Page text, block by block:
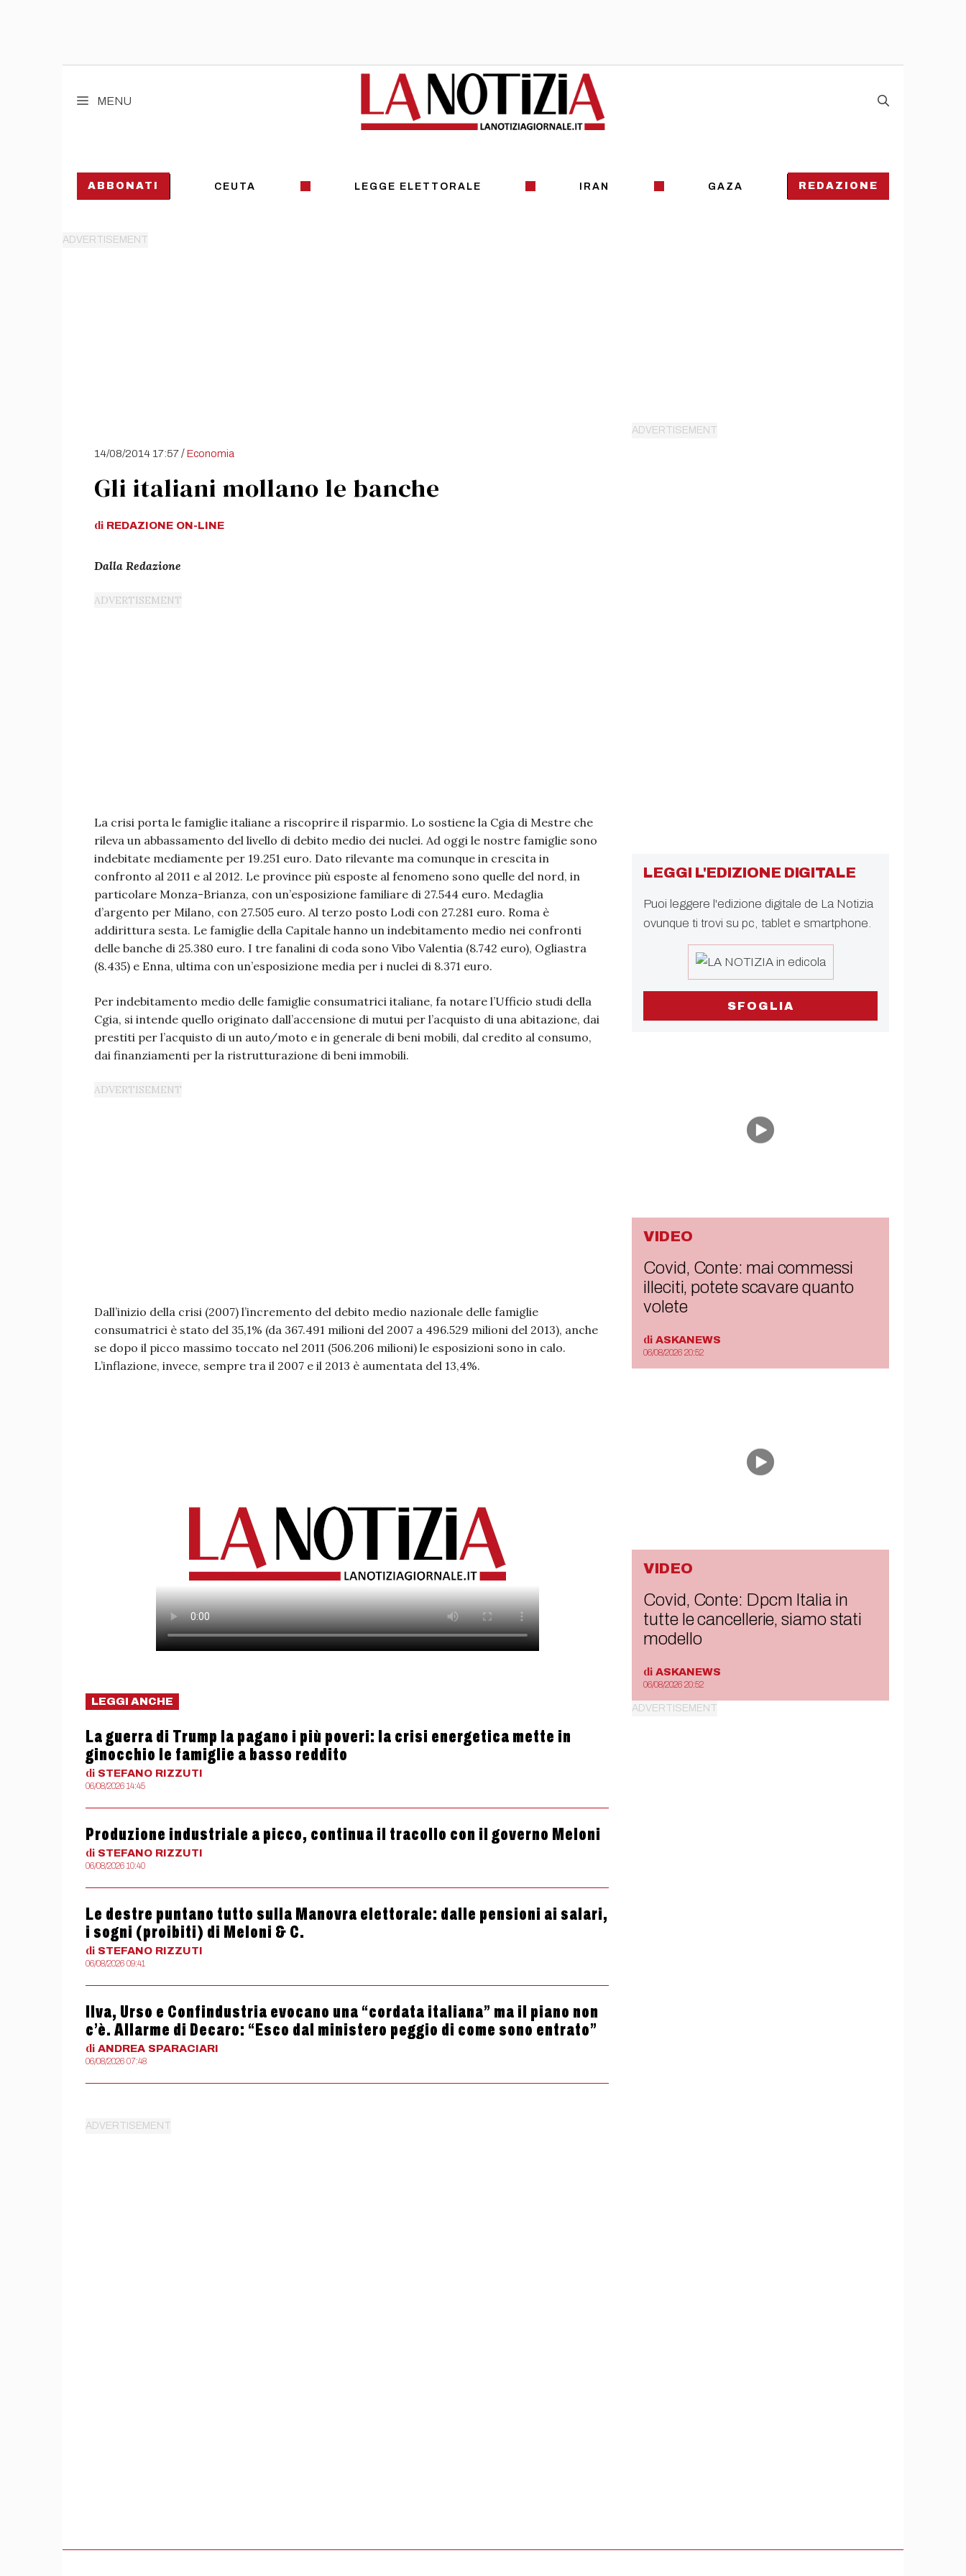
MENU
ABBONATI CEUTA LEGGE ELETTORALE IRAN GAZA REDAZIONE
14/08/2014 17:57/Economia
Gli italiani mollano le banche
di REDAZIONE ON-LINE
Dalla Redazione
La crisi porta le famiglie italiane a riscoprire il risparmio. Lo sostiene la Cgia di Mestre che
rileva un abbassamento del livello di debito medio dei nuclei. Ad oggi le nostre famiglie sono
indebitate mediamente per 19.251 euro. Dato rilevante ma comunque in crescita in
confronto al 2011 e al 2012. Le province più esposte al fenomeno sono quelle del nord, in
particolare Monza-Brianza, con un’esposizione familiare di 27.544 euro. Medaglia
d’argento per Milano, con 27.505 euro. Al terzo posto Lodi con 27.281 euro. Roma è
addirittura sesta. Le famiglie della Capitale hanno un indebitamento medio nei confronti
delle banche di 25.380 euro. I tre fanalini di coda sono Vibo Valentia (8.742 euro), Ogliastra
(8.435) e Enna, ultima con un’esposizione media per i nuclei di 8.371 euro.
Per indebitamento medio delle famiglie consumatrici italiane, fa notare l’Ufficio studi della
Cgia, si intende quello originato dall’accensione di mutui per l’acquisto di una abitazione, dai
prestiti per l’acquisto di un auto/moto e in generale di beni mobili, dal credito al consumo,
dai finanziamenti per la ristrutturazione di beni immobili.
Dall’inizio della crisi (2007) l’incremento del debito medio nazionale delle famiglie
consumatrici è stato del 35,1% (da 367.491 milioni del 2007 a 496.529 milioni del 2013), anche
se dopo il picco massimo toccato nel 2011 (506.206 milioni) le esposizioni sono in calo.
L’inflazione, invece, sempre tra il 2007 e il 2013 è aumentata del 13,4%.
LEGGI ANCHE
La guerra di Trump la pagano i più poveri: la crisi energetica mette in
ginocchio le famiglie a basso reddito
di STEFANO RIZZUTI
06/08/2026 14:45
Produzione industriale a picco, continua il tracollo con il governo Meloni
di STEFANO RIZZUTI
06/08/2026 10:40
Le destre puntano tutto sulla Manovra elettorale: dalle pensioni ai salari,
i sogni (proibiti) di Meloni & C.
di STEFANO RIZZUTI
06/08/2026 09:41
Ilva, Urso e Confindustria evocano una “cordata italiana” ma il piano non
c’è. Allarme di Decaro: “Esco dal ministero peggio di come sono entrato”
di ANDREA SPARACIARI
06/08/2026 07:48
LEGGI L'EDIZIONE DIGITALE
Puoi leggere l'edizione digitale de La Notizia
ovunque ti trovi su pc, tablet e smartphone.
SFOGLIA
VIDEO
Covid, Conte: mai commessi
illeciti, potete scavare quanto
volete
di ASKANEWS
06/08/2026 20:52
VIDEO
Covid, Conte: Dpcm Italia in
tutte le cancellerie, siamo stati
modello
di ASKANEWS
06/08/2026 20:52